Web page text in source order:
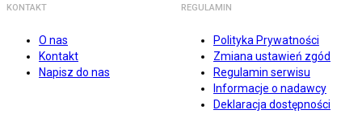
KONTAKT
O nas
Kontakt
Napisz do nas
REGULAMIN
Polityka Prywatności
Zmiana ustawień zgód
Regulamin serwisu
Informacje o nadawcy
Deklaracja dostępności